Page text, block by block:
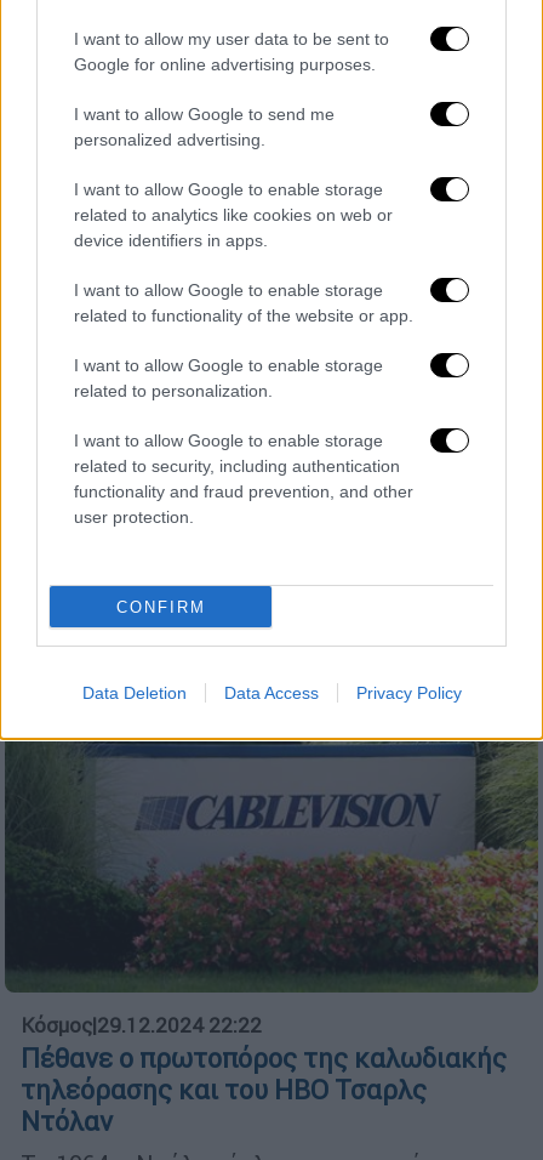
I want to allow my user data to be sent to
Google for online advertising purposes.
I want to allow Google to send me
personalized advertising.
I want to allow Google to enable storage
related to analytics like cookies on web or
device identifiers in apps.
I want to allow Google to enable storage
related to functionality of the website or app.
I want to allow Google to enable storage
related to personalization.
I want to allow Google to enable storage
related to security, including authentication
functionality and fraud prevention, and other
user protection.
CONFIRM
Data Deletion Data Access Privacy Policy
Αθλητισμός|29.12.2024 22:29
Άνετος ο Παναθηναϊκός στο ΟΑΚΑ!
Νίκησε την Καρδίτσα κι έκλεισε το 2024
στην κορυφή
Ο Παναθηναϊκός επικράτησε 96-72
Κόσμος|29.12.2024 22:22
Πέθανε ο πρωτοπόρος της καλωδιακής
τηλεόρασης και του HBO Τσαρλς
Ντόλαν